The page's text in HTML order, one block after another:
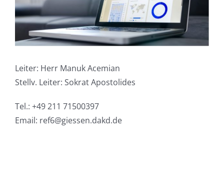
Leiter: Herr Manuk Acemian
Stellv. Leiter: Sokrat Apostolides
Tel.: +49 211 71500397
Email: ref6@giessen.dakd.de